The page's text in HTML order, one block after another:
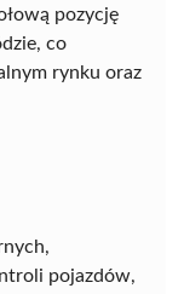
pozycję
co
rynku oraz
pojazdów,